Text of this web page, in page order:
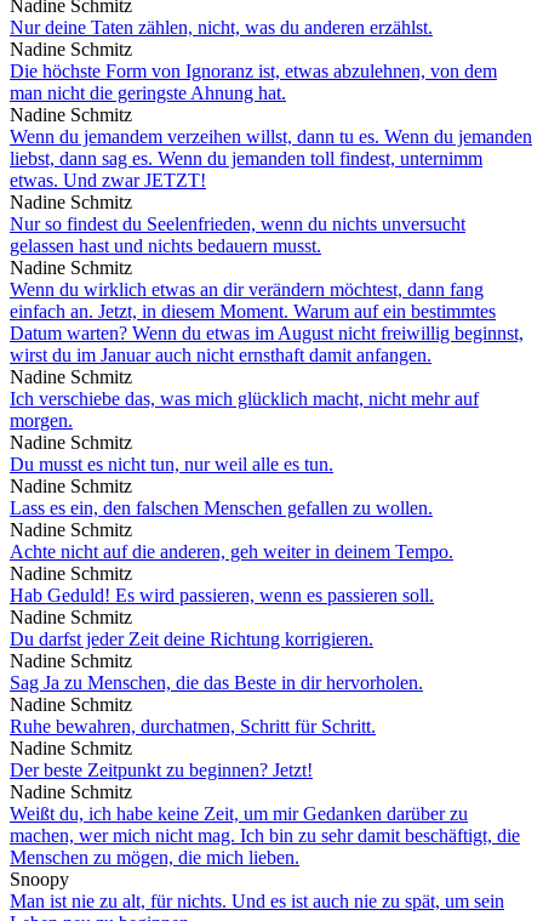
Nadine Schmitz
Nur deine Taten zählen, nicht, was du anderen erzählst.
Nadine Schmitz
Die höchste Form von Ignoranz ist, etwas abzulehnen, von dem
man nicht die geringste Ahnung hat.
Nadine Schmitz
Wenn du jemandem verzeihen willst, dann tu es. Wenn du jemanden
liebst, dann sag es. Wenn du jemanden toll findest, unternimm
etwas. Und zwar JETZT!
Nadine Schmitz
Nur so findest du Seelenfrieden, wenn du nichts unversucht
gelassen hast und nichts bedauern musst.
Nadine Schmitz
Wenn du wirklich etwas an dir verändern möchtest, dann fang
einfach an. Jetzt, in diesem Moment. Warum auf ein bestimmtes
Datum warten? Wenn du etwas im August nicht freiwillig beginnst,
wirst du im Januar auch nicht ernsthaft damit anfangen.
Nadine Schmitz
Ich verschiebe das, was mich glücklich macht, nicht mehr auf
morgen.
Nadine Schmitz
Du musst es nicht tun, nur weil alle es tun.
Nadine Schmitz
Lass es ein, den falschen Menschen gefallen zu wollen.
Nadine Schmitz
Achte nicht auf die anderen, geh weiter in deinem Tempo.
Nadine Schmitz
Hab Geduld! Es wird passieren, wenn es passieren soll.
Nadine Schmitz
Du darfst jeder Zeit deine Richtung korrigieren.
Nadine Schmitz
Sag Ja zu Menschen, die das Beste in dir hervorholen.
Nadine Schmitz
Ruhe bewahren, durchatmen, Schritt für Schritt.
Nadine Schmitz
Der beste Zeitpunkt zu beginnen? Jetzt!
Nadine Schmitz
Weißt du, ich habe keine Zeit, um mir Gedanken darüber zu
machen, wer mich nicht mag. Ich bin zu sehr damit beschäftigt, die
Menschen zu mögen, die mich lieben.
Snoopy
Man ist nie zu alt, für nichts. Und es ist auch nie zu spät, um sein